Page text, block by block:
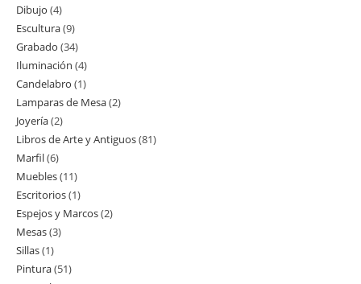
Dibujo 44
productos
Escultura 99
productos
Grabado 3434
productos
Iluminación 44
productos
Candelabro 11
producto
Lamparas de Mesa 22
Joyería 22
productos
Libros de Arte y Antiguos 8181
Marfil 66
productos
Muebles 1111
productos
Escritorios 11
producto
Espejos y Marcos 22
Mesas 33
Sillas 11
producto
Pintura 5151